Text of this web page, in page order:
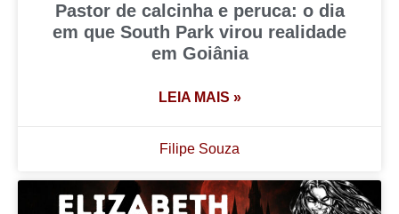
Pastor de calcinha e peruca: o dia
em que South Park virou realidade
em Goiânia
LEIA MAIS »
Filipe Souza